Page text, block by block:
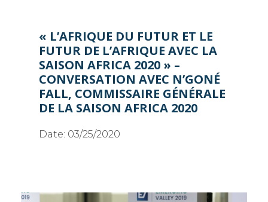
« L’AFRIQUE DU FUTUR ET LE
FUTUR DE L’AFRIQUE AVEC LA
SAISON AFRICA 2020 » –
CONVERSATION AVEC N’GONÉ
FALL, COMMISSAIRE GÉNÉRALE
DE LA SAISON AFRICA 2020
Date: 03/25/2020